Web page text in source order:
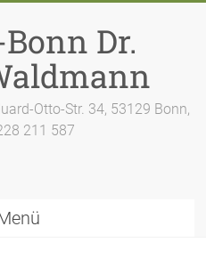
Dr.
Otto-Str. 34, 53129 Bonn,
211 587